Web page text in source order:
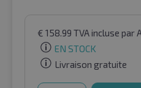
€ 158.99 TVA incluse par
EN STOCK
Livraison gratuite